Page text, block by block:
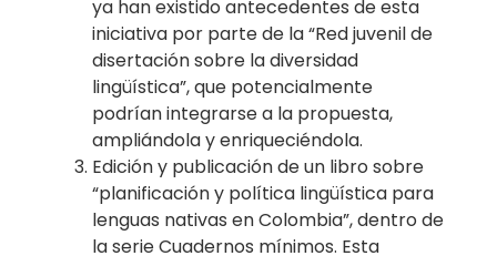
ya han existido antecedentes de esta
iniciativa por parte de la “Redjuvenil de
disertación sobre la diversidad
lingüística”, que potencialmente
podríanintegrarse a la propuesta,
ampliándola y enriqueciéndola.
Edición y publicación de un libro sobre
“planificación y política lingüística para
lenguas nativas en Colombia”, dentro de
la serieCuadernos mínimos. Esta